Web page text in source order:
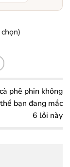
phê phin không
bạn đang mắc
6 lỗi này